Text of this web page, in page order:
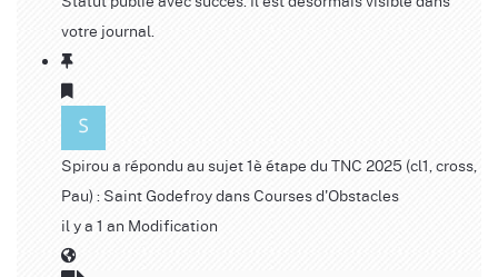
votre journal.
Spirou a répondu au sujet1è étape du TNC 2025 (cl1, cross,
Pau) : Saint Godefroydans Courses d'Obstacles
il y a 1 an Modification